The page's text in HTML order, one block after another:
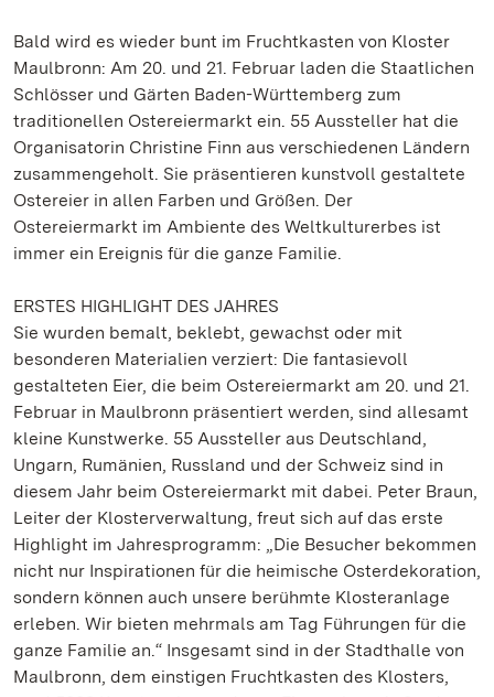
Bald wird es wieder bunt im Fruchtkasten von Kloster
Maulbronn: Am 20. und 21. Februar laden die Staatlichen
Schlösser und Gärten Baden-Württemberg zum
traditionellen Ostereiermarkt ein. 55 Aussteller hat die
Organisatorin Christine Finn aus verschiedenen Ländern
zusammengeholt. Sie präsentieren kunstvoll gestaltete
Ostereier in allen Farben und Größen. Der
Ostereiermarkt im Ambiente des Weltkulturerbes ist
immer ein Ereignis für die ganze Familie.
ERSTES HIGHLIGHT DES JAHRES
Sie wurden bemalt, beklebt, gewachst oder mit
besonderen Materialien verziert: Die fantasievoll
gestalteten Eier, die beim Ostereiermarkt am 20. und 21.
Februar in Maulbronn präsentiert werden, sind allesamt
kleine Kunstwerke. 55 Aussteller aus Deutschland,
Ungarn, Rumänien, Russland und der Schweiz sind in
diesem Jahr beim Ostereiermarkt mit dabei. Peter Braun,
Leiter der Klosterverwaltung, freut sich auf das erste
Highlight im Jahresprogramm: „Die Besucher bekommen
nicht nur Inspirationen für die heimische Osterdekoration,
sondern können auch unsere berühmte Klosteranlage
erleben. Wir bieten mehrmals am Tag Führungen für die
ganze Familie an.“ Insgesamt sind in der Stadthalle von
Maulbronn, dem einstigen Fruchtkasten des Klosters,